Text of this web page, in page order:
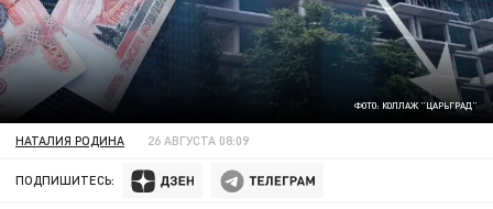
ФОТО: КОЛЛАЖ "ЦАРЬГРАД"
НАТАЛИЯ РОДИНА 26 АВГУСТА 08:09
ПОДПИШИТЕСЬ: